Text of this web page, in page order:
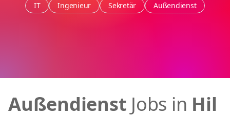
IT Ingenieur Sekretär Außendienst
Außendienst Jobs in Hil